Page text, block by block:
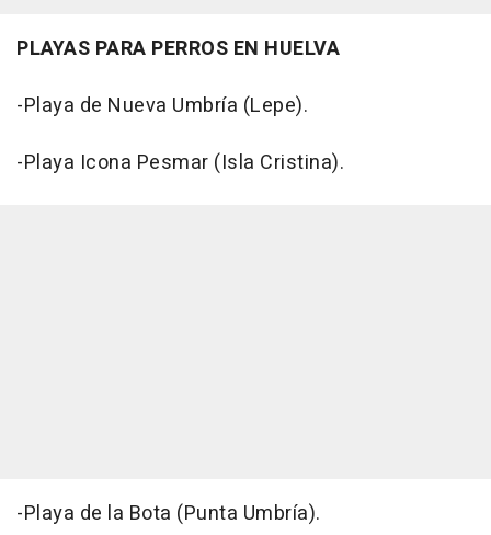
PLAYAS PARA PERROS EN HUELVA
-Playa de Nueva Umbría (Lepe).
-Playa Icona Pesmar (Isla Cristina).
-Playa de la Bota (Punta Umbría).